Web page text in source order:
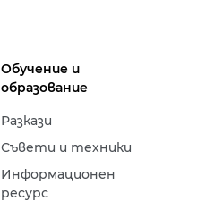
Обучение и
образование
Разкази
Съвети и техники
Информационен
ресурс